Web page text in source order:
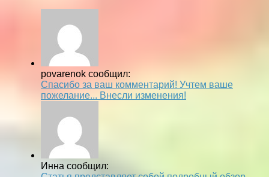
povarenok сообщил:
Спасибо за ваш комментарий! Учтем ваше
пожелание... Внесли изменения!
Инна сообщил: